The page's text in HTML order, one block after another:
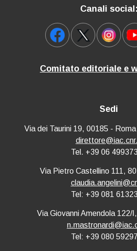
Canali social:
Comitato editoriale e
Sedi
Via dei Taurini 19, 00185 -
Tel. +39 06
Via Pietro Castellino 111,
Tel: +39 081
Via Giovanni Amendola 122/
Tel: +39 080